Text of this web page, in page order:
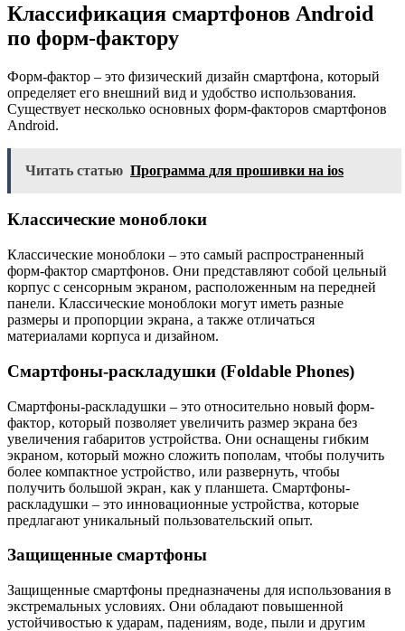
Классификация смартфонов Android
по форм-фактору
Форм-фактор – это физический дизайн смартфона‚ который
определяет его внешний вид и удобство использования.
Существует несколько основных форм-факторов смартфонов
Android.
Читать статью Программа для прошивки на ios
Классические моноблоки
Классические моноблоки – это самый распространенный
форм-фактор смартфонов. Они представляют собой цельный
корпус с сенсорным экраном‚ расположенным на передней
панели. Классические моноблоки могут иметь разные
размеры и пропорции экрана‚ а также отличаться
материалами корпуса и дизайном.
Смартфоны-раскладушки (Foldable Phones)
Смартфоны-раскладушки – это относительно новый форм-
фактор‚ который позволяет увеличить размер экрана без
увеличения габаритов устройства. Они оснащены гибким
экраном‚ который можно сложить пополам‚ чтобы получить
более компактное устройство‚ или развернуть‚ чтобы
получить большой экран‚ как у планшета. Смартфоны-
раскладушки – это инновационные устройства‚ которые
предлагают уникальный пользовательский опыт.
Защищенные смартфоны
Защищенные смартфоны предназначены для использования в
экстремальных условиях. Они обладают повышенной
устойчивостью к ударам‚ падениям‚ воде‚ пыли и другим